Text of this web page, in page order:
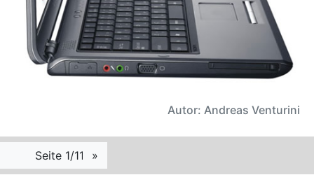
Autor: Andreas Venturini
Seite 1/11 »